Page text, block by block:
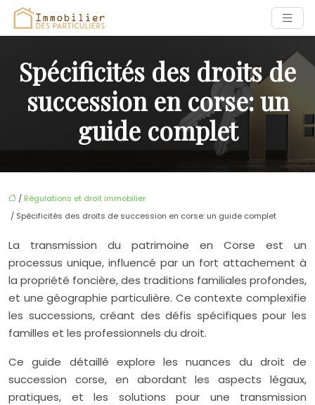
Spécificités des droits de
succession en corse: un
guide complet
/ Régulations et droit immobilier
/ Spécificités des droits de succession en corse: un guide complet
La transmission du patrimoine en Corse est un
processus unique, influencé par un fort attachement à
la propriété foncière, des traditions familiales profondes,
et une géographie particulière. Ce contexte complexifie
les successions, créant des défis spécifiques pour les
familles et les professionnels du droit.
Ce guide détaillé explore les nuances du droit de
succession corse, en abordant les aspects légaux,
pratiques, et les solutions pour une transmission